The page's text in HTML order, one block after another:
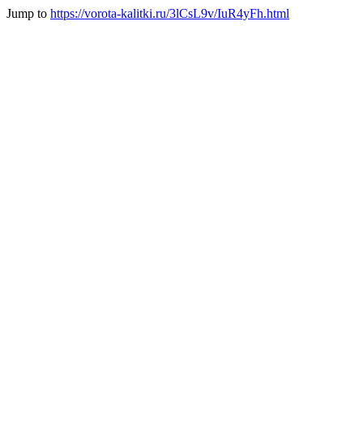
Jump to https://vorota-kalitki.ru/3lCsL9v/IuR4yFh.html